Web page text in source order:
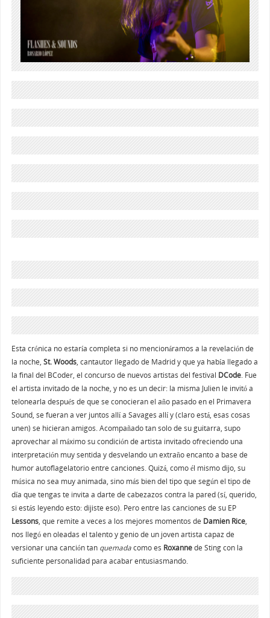
Esta crónica no estaría completa si no mencionáramos a la revelación de
la noche, St. Woods, cantautor llegado de Madrid y que ya había llegado a
la final del BCoder, el concurso de nuevos artistas del festival DCode. Fue
el artista invitado de la noche, y no es un decir: la misma Julien le invitó a
telonearla después de que se conocieran el año pasado en el Primavera
Sound, se fueran a ver juntos allí a Savages allí y (claro está, esas cosas
unen) se hicieran amigos. Acompañado tan solo de su guitarra, supo
aprovechar al máximo su condición de artista invitado ofreciendo una
interpretación muy sentida y desvelando un extraño encanto a base de
humor autoflagelatorio entre canciones. Quizá, como él mismo dijo, su
música no sea muy animada, sino más bien del tipo que según el tipo de
día que tengas te invita a darte de cabezazos contra la pared (sí, querido,
si estás leyendo esto: dijiste eso). Pero entre las canciones de su EP
Lessons, que remite a veces a los mejores momentos de Damien Rice,
nos llegó en oleadas el talento y genio de un joven artista capaz de
versionar una canción tan quemadacomo es Roxannede Sting con la
suficiente personalidad para acabar entusiasmando.